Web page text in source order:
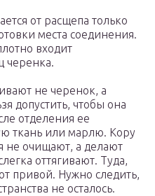
от расщепа только
места соединения.
входит
черенка.
не черенок, а
допустить, чтобы она
отделения ее
ткань или марлю. Кору
не очищают, а делают
оттягивают. Туда,
привой. Нужно следить,
не осталось.